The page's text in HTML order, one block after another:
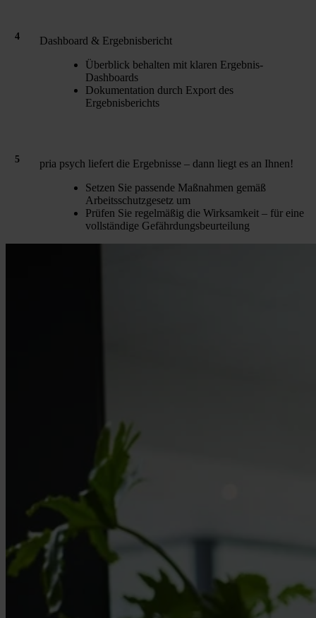
4
Dashboard & Ergebnisbericht
Überblick behalten mit klaren Ergebnis-
Dashboards
Dokumentation durch Export des
Ergebnisberichts
5
pria psych liefert die Ergebnisse – dann liegt es an Ihnen!
Setzen Sie passende Maßnahmen gemäß
Arbeitsschutzgesetz um
Prüfen Sie regelmäßig die Wirksamkeit – für eine
vollständige Gefährdungsbeurteilung